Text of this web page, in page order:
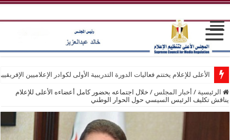
الأعلى للإعلام يختتم فعاليات الدورة التدريبية الأولى لكوادر الإعلاميين
الرئيسية / أخبار المجلس / خلال اجتماعه بحضور كامل أعضاءه الأعلى للإعلام
يناقش تكليف الرئيس السيسي حول الحوار الوطني